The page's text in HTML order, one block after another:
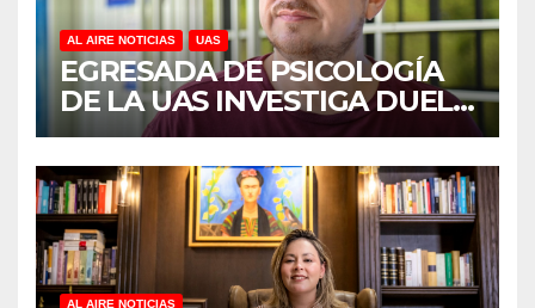
AL AIRE NOTICIAS UAS
EGRESADA DE PSICOLOGÍA
DE LA UAS INVESTIGA DUELO
ANTICIPADO Y SOBRECARGA
EN CUIDADORES DE
ADULTOS MAYORES
AL AIRE NOTICIAS